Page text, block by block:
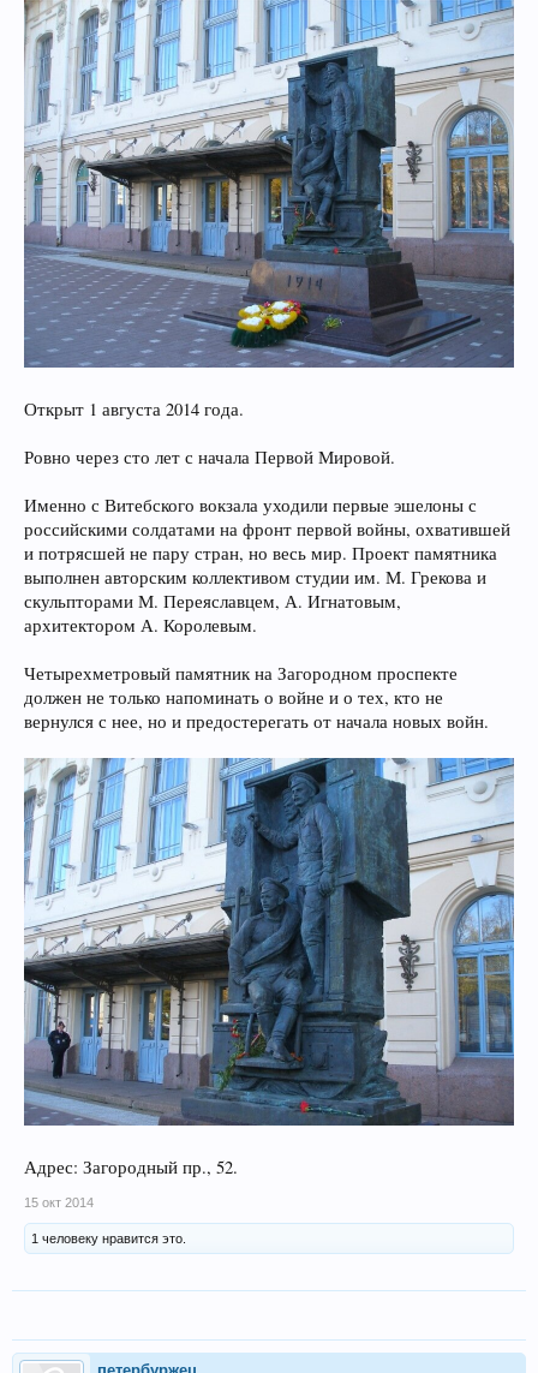
Открыт 1 августа 2014 года.
Ровно через сто лет с начала Первой Мировой.
Именно с Витебского вокзала уходили первые эшелоны с
российскими солдатами на фронт первой войны, охватившей
и потрясшей не пару стран, но весь мир. Проект памятника
выполнен авторским коллективом студии им. М. Грекова и
скульпторами М. Переяславцем, А. Игнатовым,
архитектором А. Королевым.
Четырехметровый памятник на Загородном проспекте
должен не только напоминать о войне и о тех, кто не
вернулся с нее, но и предостерегать от начала новых войн.
Адрес: Загородный пр., 52.
15 окт 2014
1 человеку нравится это.